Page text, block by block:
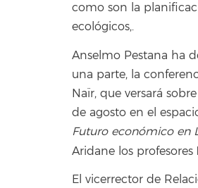
como son la
ecológicos,.
Anselmo Pestana ha
una parte, la
Naïr, que versará
de agosto en el
Futuro económico en
Aridane los profesores
El vicerrector de